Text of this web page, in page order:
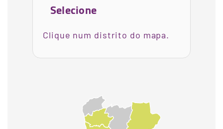
Selecione
Clique num distrito do mapa.